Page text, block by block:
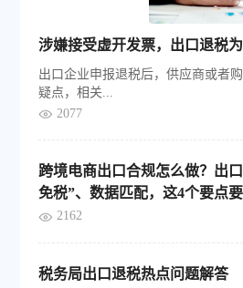
涉嫌接受虚开发票，出口退税
出口企业申报退税后，供应商或者
疑点，相关...
2077
跨境电商出口合规怎么做？出
免税”、数据匹配，这4个要点
2162
税务局出口退税热点问题解答